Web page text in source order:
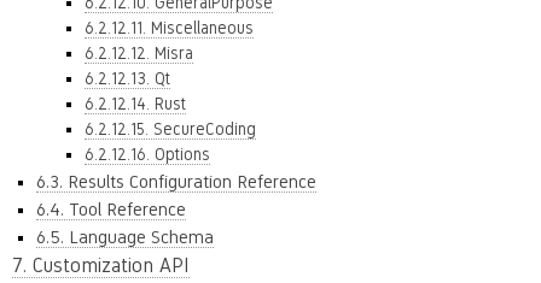
6.2.12.11. Miscellaneous
6.2.12.12. Misra
6.2.12.13. Qt
6.2.12.14. Rust
6.2.12.15. SecureCoding
6.2.12.16. Options
6.3. Results Configuration Reference
6.4. Tool Reference
6.5. Language Schema
7. Customization API